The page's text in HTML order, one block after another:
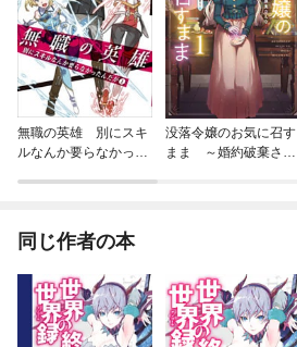
無職の英雄 別にスキ
ルなんか要らなかった
没落令嬢のお気に召す
まま ～婚約破棄され
同じ作者の本